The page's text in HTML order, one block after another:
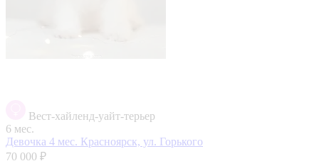
Вест-хайленд-уайт-терьер
6 мес.
Девочка 4 мес. Красноярск, ул. Горького
70 000 ₽